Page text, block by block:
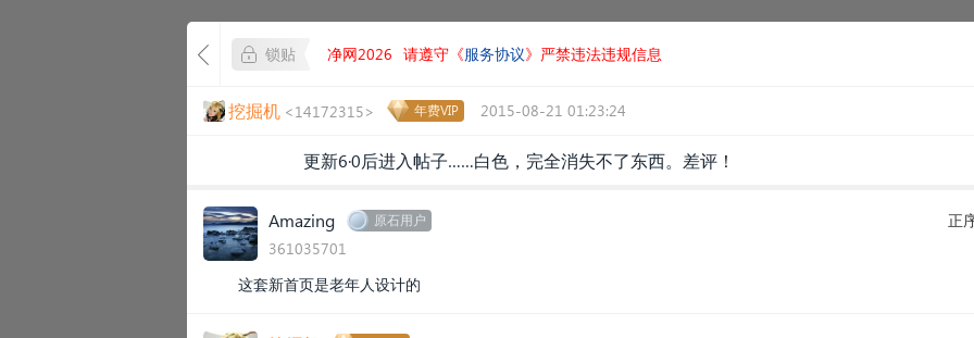
锁贴 净网2026 请遵守《服务协议》严禁违法违规信息
挖掘机 <14172315> 年费VIP 2015-08-21 01:23:24
更新6·0后进入帖子……白色，完全消失不了东西。差评！
Amazing 原石用户
361035701
正
这套新首页是老年人设计的